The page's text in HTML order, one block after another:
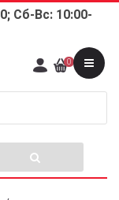
Сб-Вс: 10:00-
0